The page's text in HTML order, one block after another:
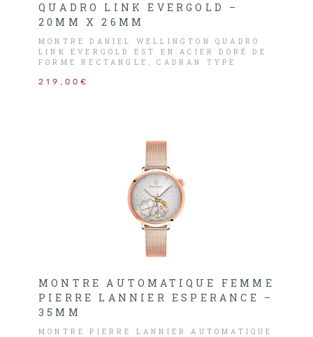
QUADRO LINK EVERGOLD –
20MM X 26MM
MONTRE DANIEL WELLINGTON QUADRO
LINK EVERGOLD EST EN ACIER DORÉ DE
FORME RECTANGLE, CADRAN TYPE
AIGUILLES ET INDEX DORÉ.
219,00€
MONTRE AUTOMATIQUE FEMME
PIERRE LANNIER ESPERANCE –
35MM
MONTRE PIERRE LANNIER AUTOMATIQUE